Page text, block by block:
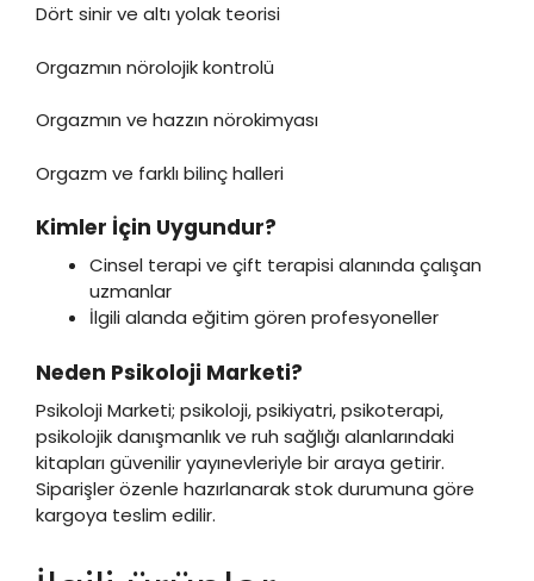
Dört sinir ve altı yolak teorisi
Orgazmın nörolojik kontrolü
Orgazmın ve hazzın nörokimyası
Orgazm ve farklı bilinç halleri
Kimler İçin Uygundur?
Cinsel terapi ve çift terapisi alanında çalışan
uzmanlar
İlgili alanda eğitim gören profesyoneller
Neden Psikoloji Marketi?
Psikoloji Marketi; psikoloji, psikiyatri, psikoterapi,
psikolojik danışmanlık ve ruh sağlığı alanlarındaki
kitapları güvenilir yayınevleriyle bir araya getirir.
Siparişler özenle hazırlanarak stok durumuna göre
kargoya teslim edilir.